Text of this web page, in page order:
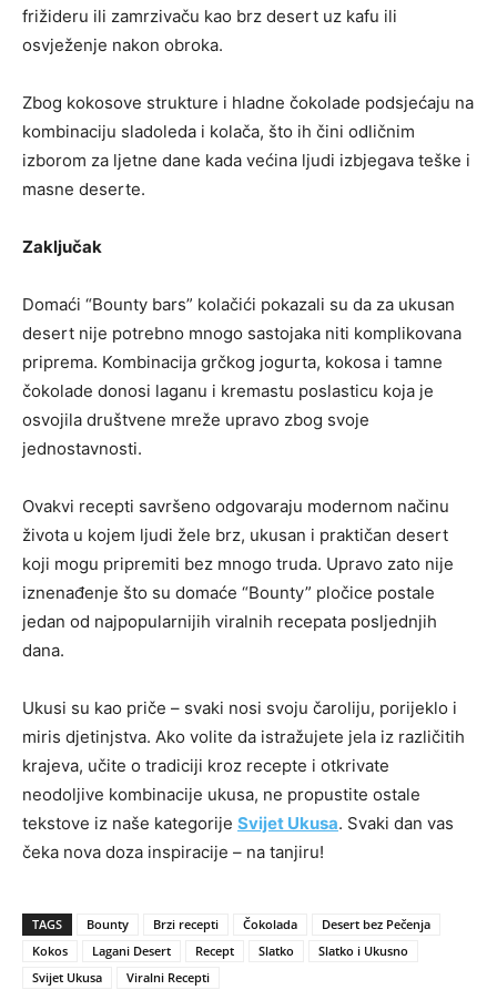
frižideru ili zamrzivaču kao brz desert uz kafu ili
osvježenje nakon obroka.
Zbog kokosove strukture i hladne čokolade podsjećaju na
kombinaciju sladoleda i kolača, što ih čini odličnim
izborom za ljetne dane kada većina ljudi izbjegava teške i
masne deserte.
Zaključak
Domaći “Bounty bars” kolačići pokazali su da za ukusan
desert nije potrebno mnogo sastojaka niti komplikovana
priprema. Kombinacija grčkog jogurta, kokosa i tamne
čokolade donosi laganu i kremastu poslasticu koja je
osvojila društvene mreže upravo zbog svoje
jednostavnosti.
Ovakvi recepti savršeno odgovaraju modernom načinu
života u kojem ljudi žele brz, ukusan i praktičan desert
koji mogu pripremiti bez mnogo truda. Upravo zato nije
iznenađenje što su domaće “Bounty” pločice postale
jedan od najpopularnijih viralnih recepata posljednjih
dana.
Ukusi su kao priče – svaki nosi svoju čaroliju, porijeklo i
miris djetinjstva. Ako volite da istražujete jela iz različitih
krajeva, učite o tradiciji kroz recepte i otkrivate
neodoljive kombinacije ukusa, ne propustite ostale
tekstove iz naše kategorije Svijet Ukusa. Svaki dan vas
čeka nova doza inspiracije – na tanjiru!
TAGS Bounty Brzi recepti Čokolada
Desert bez Pečenja
Kokos
Lagani Desert Recept Slatko
Slatko i Ukusno
Svijet Ukusa
Viralni Recepti